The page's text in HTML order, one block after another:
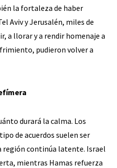
la fortaleza de haber
Aviv y Jerusalén, miles de
a llorar y a rendir homenaje a
pudieron volver a
durará la calma. Los
de acuerdos suelen ser
región continúa latente. Israel
mientras Hamas refuerza